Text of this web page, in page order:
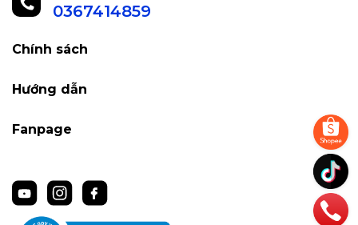
0367414859
Chính sách
Hướng dẫn
Fanpage